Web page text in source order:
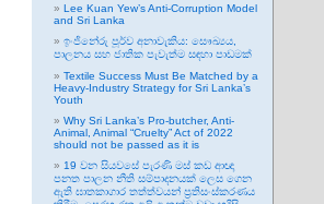
Lee Kuan Yew’s Anti-Corruption Model
and Sri Lanka
ඉංජිනේරු පූර්ව අනාවැකිය: සෞඛ්‍යය,
පාලනය සහ ජාතික පැවැත්ම සඳහා පාඩමක්
Textile Success Must Be Matched by a
Heavy-Industry Strategy for Sri Lanka’s
Youth
Why Sri Lanka’s Pro-butcher, Anti-
Animal, Animal “Cruelty” Act of 2022
should not be passed as it is
19 වන සියවසේ පැරණි මස් කඩ ආඥා
පනත පාලන නීති සම්පාදනයක් ලෙස ගෙන
ඇති ඝාතකාගාර තත්ත්වයන් ප්‍රතිසංස්කරණය